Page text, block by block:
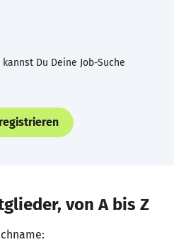
Du Deine Job-Suche
von A bis Z